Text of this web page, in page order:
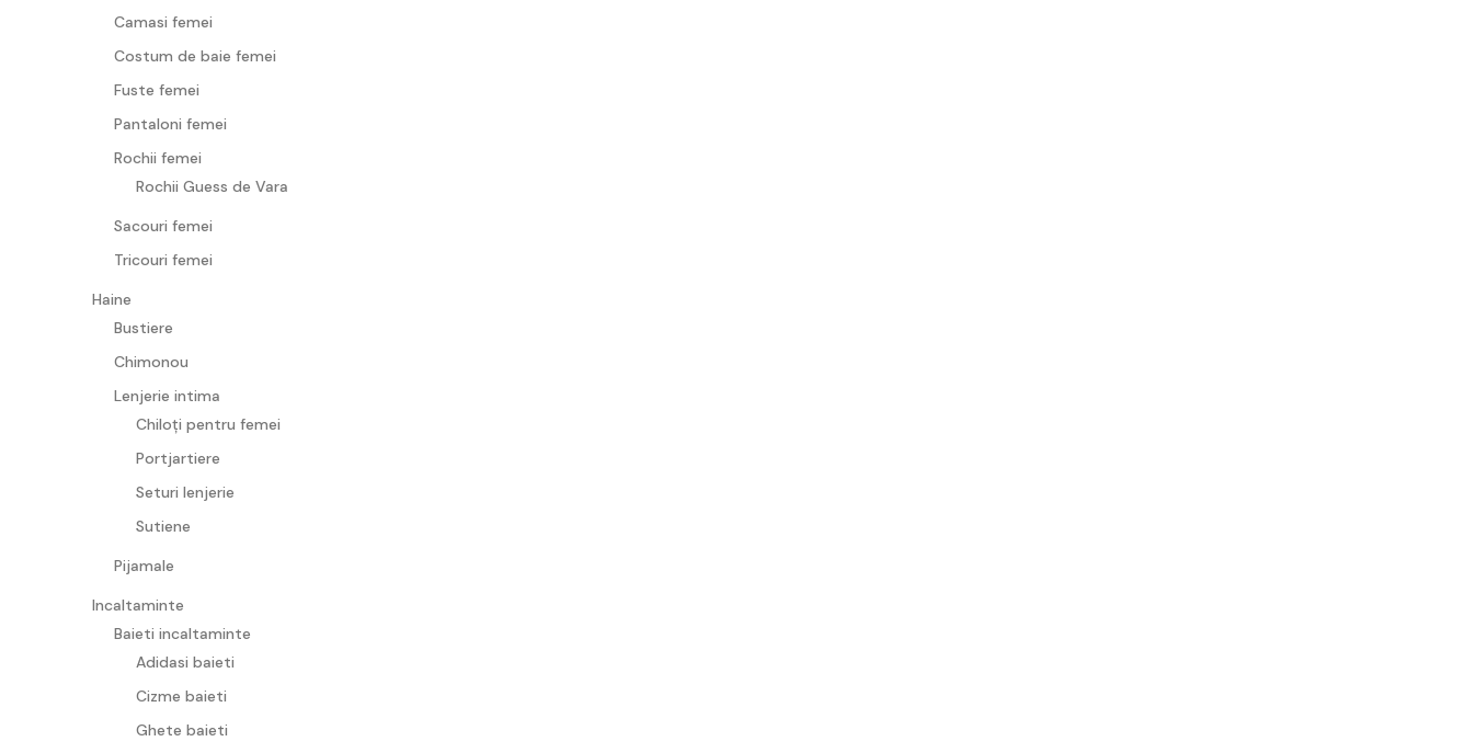
Camasi femei
Costum de baie femei
Fuste femei
Pantaloni femei
Rochii femei
Rochii Guess de Vara
Sacouri femei
Tricouri femei
Haine
Bustiere
Chimonou
Lenjerie intima
Chiloți pentru femei
Portjartiere
Seturi lenjerie
Sutiene
Pijamale
Incaltaminte
Baieti incaltaminte
Adidasi baieti
Cizme baieti
Ghete baieti